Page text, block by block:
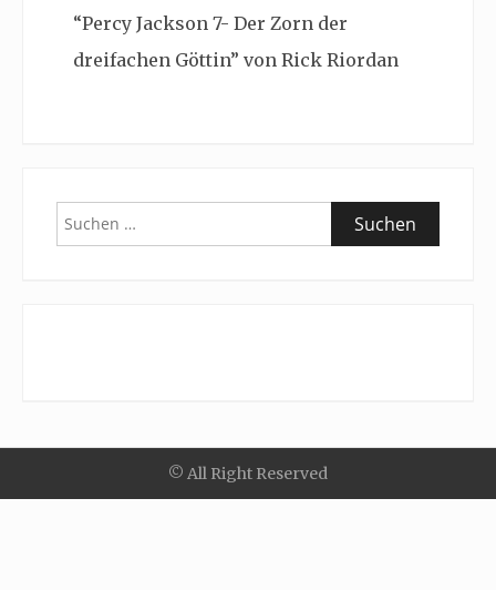
“Percy Jackson 7- Der Zorn der
dreifachen Göttin” von Rick Riordan
Suchen
nach:
© All Right Reserved